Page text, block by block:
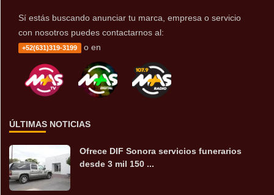
Sí estás buscando anunciar tu marca, empresa o servicio
con nosotros puedes contactarnos al:
+52(631)319-3199 o en
ÚLTIMAS NOTICIAS
Ofrece DIF Sonora servicios funerarios
desde 3 mil 150 ...